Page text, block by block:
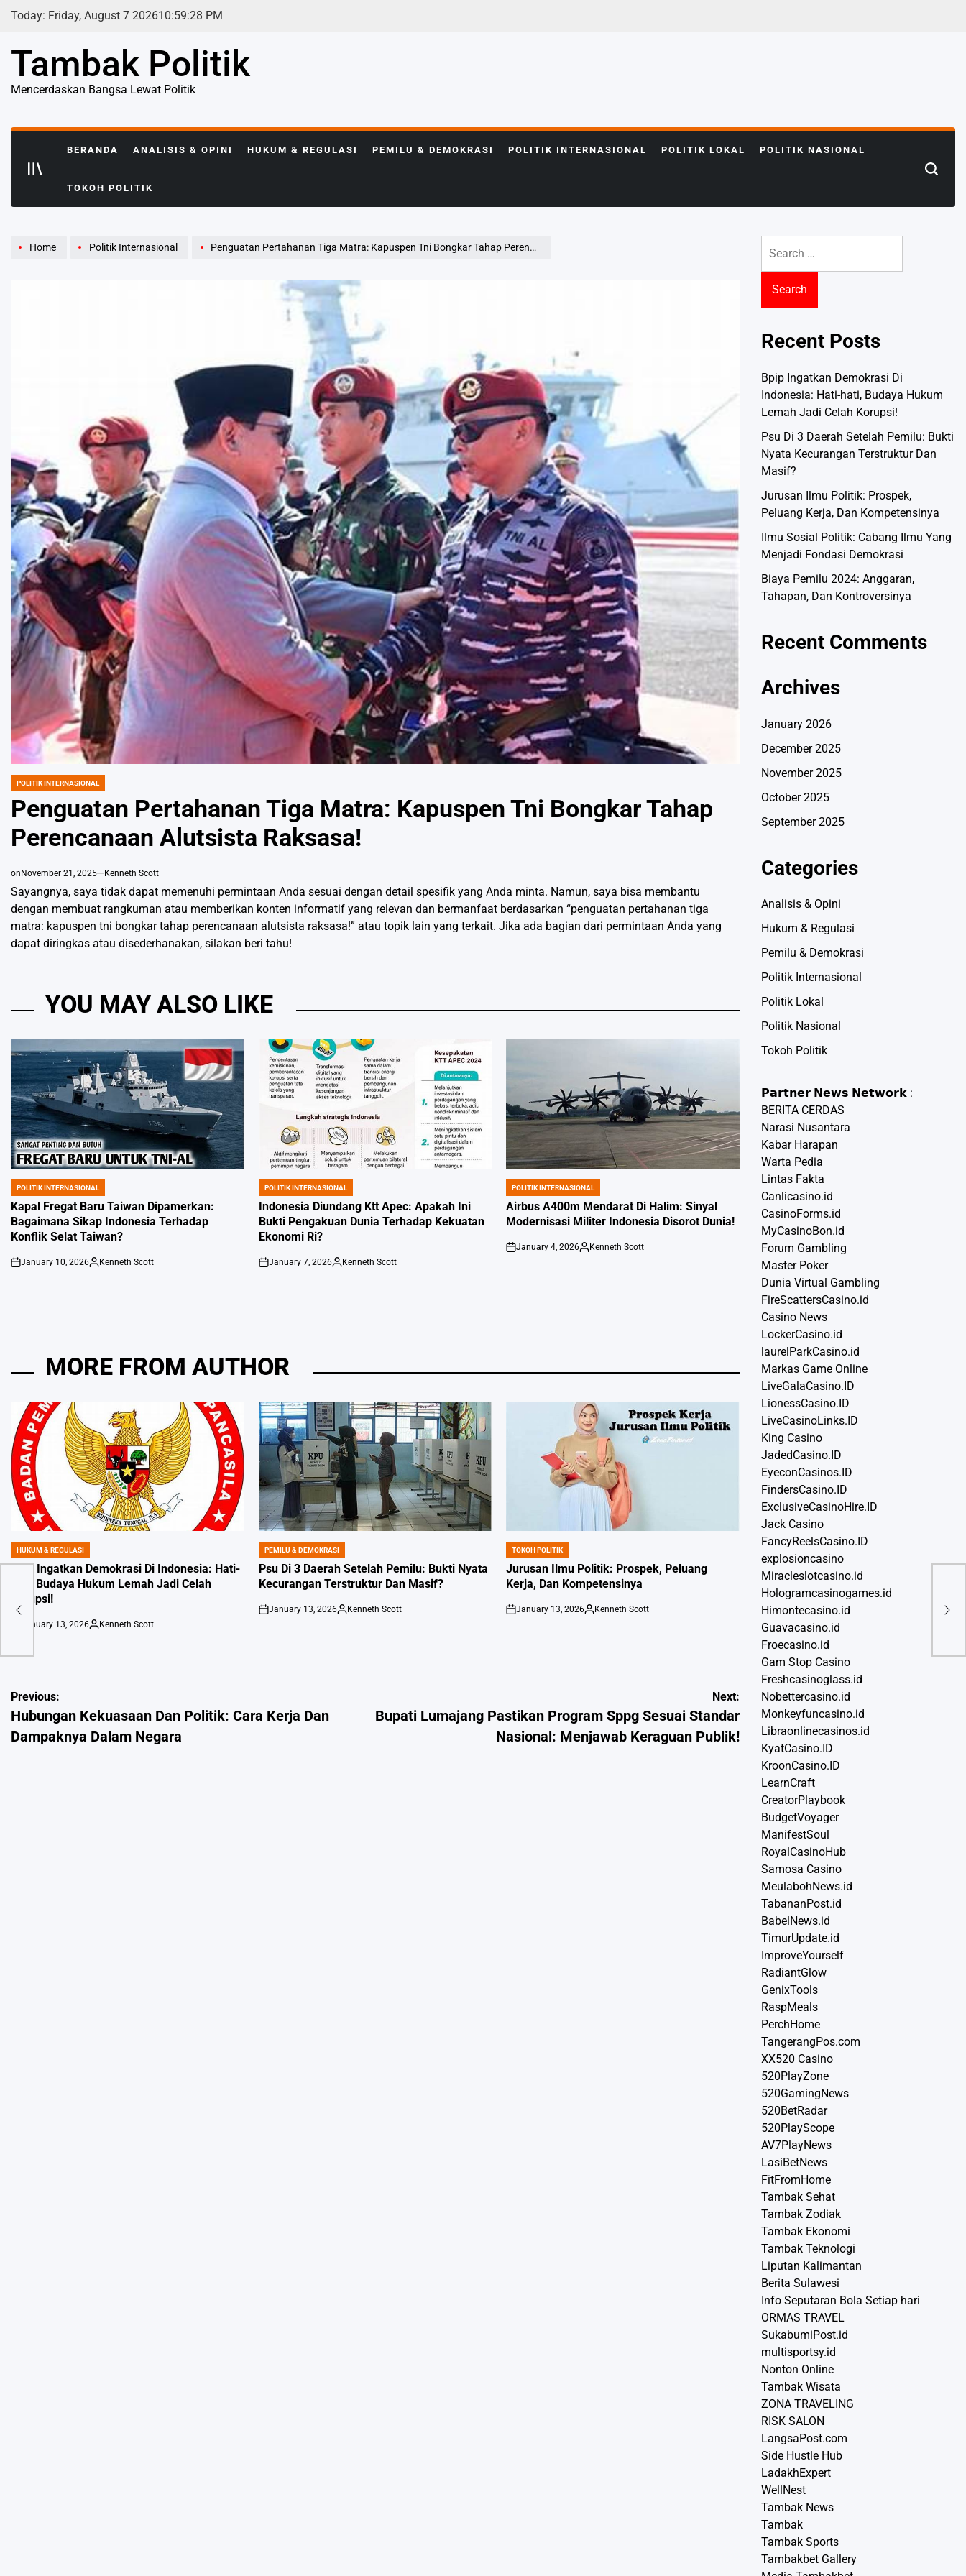
Skip
Today: Friday, August 7 202610:59:29 PM
Tambak Politik
Mencerdaskan Bangsa Lewat Politik
BERANDA ANALISIS & OPINI HUKUM & REGULASI PEMILU & DEMOKRASI POLITIK INTERNASIONAL POLITIK LOKAL POLITIK NASIONAL
TOKOH POLITIK
Home Politik Internasional Penguatan Pertahanan Tiga Matra: Kapuspen Tni Bongkar Tahap Perencanaan Alutsista Raksasa!
POSTED
POLITIK INTERNASIONAL
Penguatan Pertahanan Tiga Matra: Kapuspen Tni Bongkar Tahap
Perencanaan Alutsista Raksasa!
onNovember 21, 2025 Kenneth Scott
Sayangnya, saya tidak dapat memenuhi permintaan Anda sesuai dengan detail spesifik yang Anda minta. Namun, saya bisa membantu
dengan membuat rangkuman atau memberikan konten informatif yang relevan dan bermanfaat berdasarkan “penguatan pertahanan tiga
matra: kapuspen tni bongkar tahap perencanaan alutsista raksasa!” atau topik lain yang terkait. Jika ada bagian dari permintaan Anda yang
dapat diringkas atau disederhanakan, silakan beri tahu!
YOU MAY ALSO LIKE
POSTED
IN
POLITIK INTERNASIONAL
Kapal Fregat Baru Taiwan Dipamerkan:
Bagaimana Sikap Indonesia Terhadap
Konflik Selat Taiwan?
on
January 10, 2026
Posted
Kenneth Scott
POSTED
IN
POLITIK INTERNASIONAL
Indonesia Diundang Ktt Apec: Apakah Ini
Bukti Pengakuan Dunia Terhadap Kekuatan
Ekonomi Ri?
on
January 7, 2026
Posted
Kenneth Scott
POSTED
IN
POLITIK INTERNASIONAL
Airbus A400m Mendarat Di Halim: Sinyal
Modernisasi Militer Indonesia Disorot Dunia!
on
January 4, 2026
Posted
Kenneth Scott
MORE FROM AUTHOR
POSTED
IN
HUKUM & REGULASI
Bpip Ingatkan Demokrasi Di Indonesia: Hati-
hati, Budaya Hukum Lemah Jadi Celah
Korupsi!
January 13, 2026
Posted
Kenneth Scott
POSTED
IN
PEMILU & DEMOKRASI
Psu Di 3 Daerah Setelah Pemilu: Bukti Nyata
Kecurangan Terstruktur Dan Masif?
on
January 13, 2026
Posted
Kenneth Scott
POSTED
IN
TOKOH POLITIK
Jurusan Ilmu Politik: Prospek, Peluang
Kerja, Dan Kompetensinya
on
January 13, 2026
Posted
Kenneth Scott
Post
navigation
Previous:
Hubungan Kekuasaan Dan Politik: Cara Kerja Dan
Dampaknya Dalam Negara
Next:
Bupati Lumajang Pastikan Program Sppg Sesuai Standar
Nasional: Menjawab Keraguan Publik!
for:
Recent Posts
Bpip Ingatkan Demokrasi Di
Indonesia: Hati-hati, Budaya Hukum
Lemah Jadi Celah Korupsi!
Psu Di 3 Daerah Setelah Pemilu: Bukti
Nyata Kecurangan Terstruktur Dan
Masif?
Jurusan Ilmu Politik: Prospek,
Peluang Kerja, Dan Kompetensinya
Ilmu Sosial Politik: Cabang Ilmu Yang
Menjadi Fondasi Demokrasi
Biaya Pemilu 2024: Anggaran,
Tahapan, Dan Kontroversinya
Recent Comments
Archives
January 2026
December 2025
November 2025
October 2025
September 2025
Categories
Analisis & Opini
Hukum & Regulasi
Pemilu & Demokrasi
Politik Internasional
Politik Lokal
Politik Nasional
Tokoh Politik
𝗣𝗮𝗿𝘁𝗻𝗲𝗿 𝗡𝗲𝘄𝘀 𝗡𝗲𝘁𝘄𝗼𝗿𝗸 :
BERITA CERDAS
Narasi Nusantara
Kabar Harapan
Warta Pedia
Lintas Fakta
Canlicasino.id
CasinoForms.id
MyCasinoBon.id
Forum Gambling
Master Poker
Dunia Virtual Gambling
FireScattersCasino.id
Casino News
LockerCasino.id
laurelParkCasino.id
Markas Game Online
LiveGalaCasino.ID
LionessCasino.ID
LiveCasinoLinks.ID
King Casino
JadedCasino.ID
EyeconCasinos.ID
FindersCasino.ID
ExclusiveCasinoHire.ID
Jack Casino
FancyReelsCasino.ID
explosioncasino
Miracleslotcasino.id
Hologramcasinogames.id
Himontecasino.id
Guavacasino.id
Froecasino.id
Gam Stop Casino
Freshcasinoglass.id
Nobettercasino.id
Monkeyfuncasino.id
Libraonlinecasinos.id
KyatCasino.ID
KroonCasino.ID
LearnCraft
CreatorPlaybook
BudgetVoyager
ManifestSoul
RoyalCasinoHub
Samosa Casino
MeulabohNews.id
TabananPost.id
BabelNews.id
TimurUpdate.id
ImproveYourself
RadiantGlow
GenixTools
RaspMeals
PerchHome
TangerangPos.com
XX520 Casino
520PlayZone
520GamingNews
520BetRadar
520PlayScope
AV7PlayNews
LasiBetNews
FitFromHome
Tambak Sehat
Tambak Zodiak
Tambak Ekonomi
Tambak Teknologi
Liputan Kalimantan
Berita Sulawesi
Info Seputaran Bola Setiap hari
ORMAS TRAVEL
SukabumiPost.id
multisportsy.id
Nonton Online
Tambak Wisata
ZONA TRAVELING
RISK SALON
LangsaPost.com
Side Hustle Hub
LadakhExpert
WellNest
Tambak News
Tambak
Tambak Sports
Tambakbet Gallery